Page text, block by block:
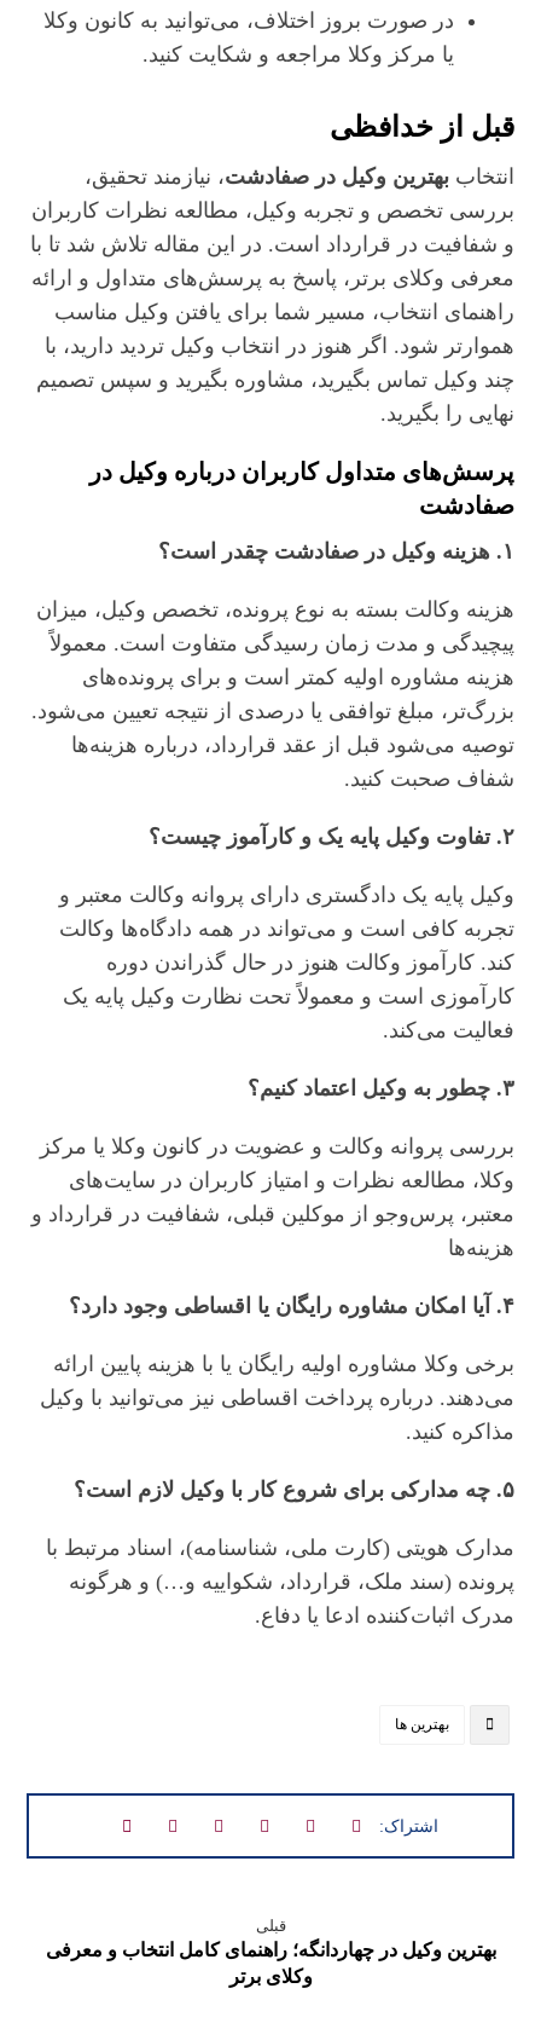
در صورت بروز اختلاف، می‌توانید به کانون وکلا
یا مرکز وکلا مراجعه و شکایت کنید.
قبل از خدافظی
انتخاببهترین وکیل در صفادشت، نیازمند تحقیق،
بررسی تخصص و تجربه وکیل، مطالعه نظرات کاربران
و شفافیت در قرارداد است. در این مقاله تلاش شد تا با
معرفی وکلای برتر، پاسخ به پرسش‌های متداول و ارائه
راهنمای انتخاب، مسیر شما برای یافتن وکیل مناسب
هموارتر شود. اگر هنوز در انتخاب وکیل تردید دارید، با
چند وکیل تماس بگیرید، مشاوره بگیرید و سپس تصمیم
نهایی را بگیرید.
پرسش‌های متداول کاربران درباره وکیل در
صفادشت
۱. هزینه وکیل در صفادشت چقدر است؟
هزینه وکالت بسته به نوع پرونده، تخصص وکیل، میزان
پیچیدگی و مدت زمان رسیدگی متفاوت است. معمولاً
هزینه مشاوره اولیه کمتر است و برای پرونده‌های
بزرگ‌تر، مبلغ توافقی یا درصدی از نتیجه تعیین می‌شود.
توصیه می‌شود قبل از عقد قرارداد، درباره هزینه‌ها
شفاف صحبت کنید.
۲. تفاوت وکیل پایه یک و کارآموز چیست؟
وکیل پایه یک دادگستری دارای پروانه وکالت معتبر و
تجربه کافی است و می‌تواند در همه دادگاه‌ها وکالت
کند. کارآموز وکالت هنوز در حال گذراندن دوره
کارآموزی است و معمولاً تحت نظارت وکیل پایه یک
فعالیت می‌کند.
۳. چطور به وکیل اعتماد کنیم؟
بررسی پروانه وکالت و عضویت در کانون وکلا یا مرکز
وکلا، مطالعه نظرات و امتیاز کاربران در سایت‌های
معتبر، پرس‌وجو از موکلین قبلی، شفافیت در قرارداد و
هزینه‌ها
۴. آیا امکان مشاوره رایگان یا اقساطی وجود دارد؟
برخی وکلا مشاوره اولیه رایگان یا با هزینه پایین ارائه
می‌دهند. درباره پرداخت اقساطی نیز می‌توانید با وکیل
مذاکره کنید.
۵. چه مدارکی برای شروع کار با وکیل لازم است؟
مدارک هویتی (کارت ملی، شناسنامه)، اسناد مرتبط با
پرونده (سند ملک، قرارداد، شکواییه و…) و هرگونه
مدرک اثبات‌کننده ادعا یا دفاع.
بهترین ها
قبلی
بهترین وکیل در چهاردانگه؛ راهنمای کامل انتخاب و معرفی
وکلای برتر